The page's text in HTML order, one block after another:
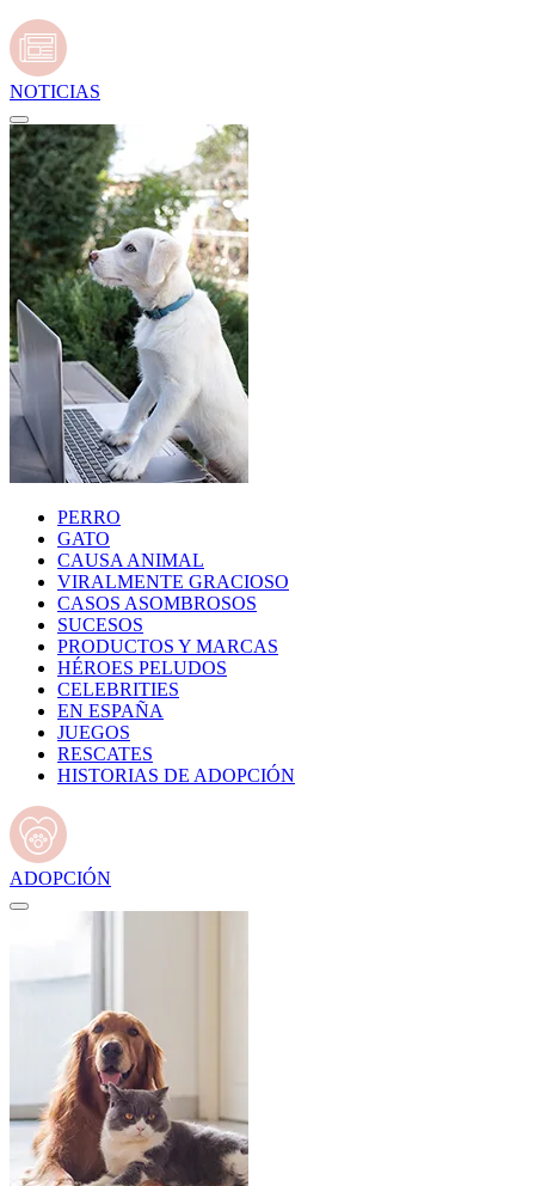
NOTICIAS
PERRO
GATO
CAUSA ANIMAL
VIRALMENTE GRACIOSO
CASOS ASOMBROSOS
SUCESOS
PRODUCTOS Y MARCAS
HÉROES PELUDOS
CELEBRITIES
EN ESPAÑA
JUEGOS
RESCATES
HISTORIAS DE ADOPCIÓN
ADOPCIÓN